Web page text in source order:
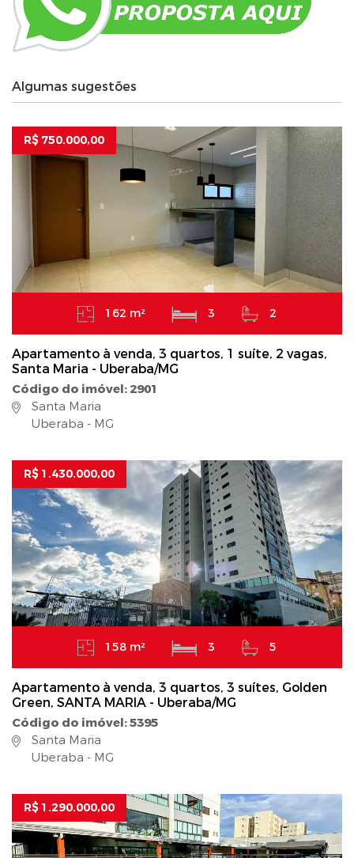
Algumas sugestões
R$ 750.000,00
162 m² 3 2
Apartamento à venda, 3 quartos, 1 suíte, 2 vagas,
Santa Maria - Uberaba/MG
Código do imóvel: 2901
Santa Maria
Uberaba - MG
R$ 1.430.000,00
158 m² 3 5
Apartamento à venda, 3 quartos, 3 suítes, Golden
Green, SANTA MARIA - Uberaba/MG
Código do imóvel: 5395
Santa Maria
Uberaba - MG
R$ 1.290.000,00